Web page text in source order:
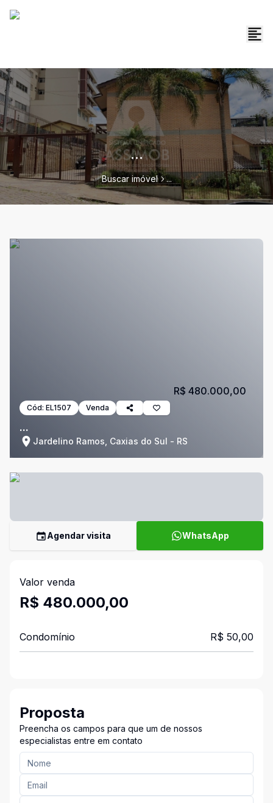
...
Buscar imóvel ...
Cód: EL1507 Venda
...
Jardelino Ramos, Caxias do Sul - RS
R$ 480.000,00
Agendar visita WhatsApp
Valor venda
R$ 480.000,00
Condomínio R$ 50,00
Proposta
Preencha os campos para que um de nossos
especialistas entre em contato